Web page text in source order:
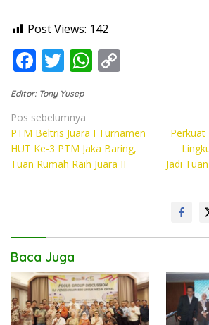
Post Views: 142
F
ac
e
b
o
o
T
w
itt
er
W
at
s
A
p
p
y
Li
n
Editor: Tony Yusep
Navigasi
pos
Pos sebelumnya
PTM Beltris Juara I Turnamen
HUT Ke-3 PTM Jaka Baring,
Tuan Rumah Raih Juara II
Perkuat
Jadi
Baca Juga